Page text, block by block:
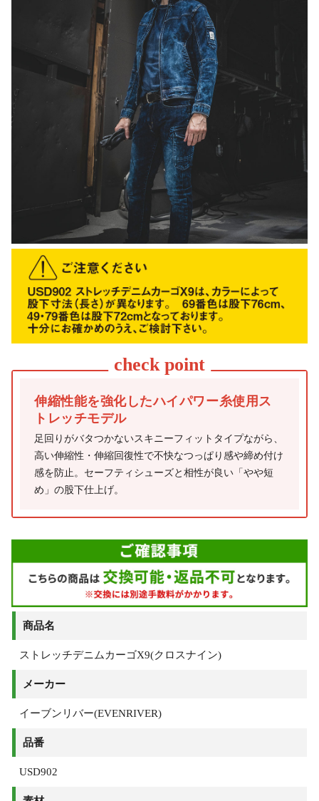
伸縮性能を強化したハイパワー糸使用ス
トレッチモデル
足回りがバタつかないスキニーフィットタイプながら、
高い伸縮性・伸縮回復性で不快なつっぱり感や締め付け
感を防止。セーフティシューズと相性が良い「やや短
め」の股下仕上げ。
商品名
ストレッチデニムカーゴX9(クロスナイン)
メーカー
イーブンリバー(EVENRIVER)
品番
USD902